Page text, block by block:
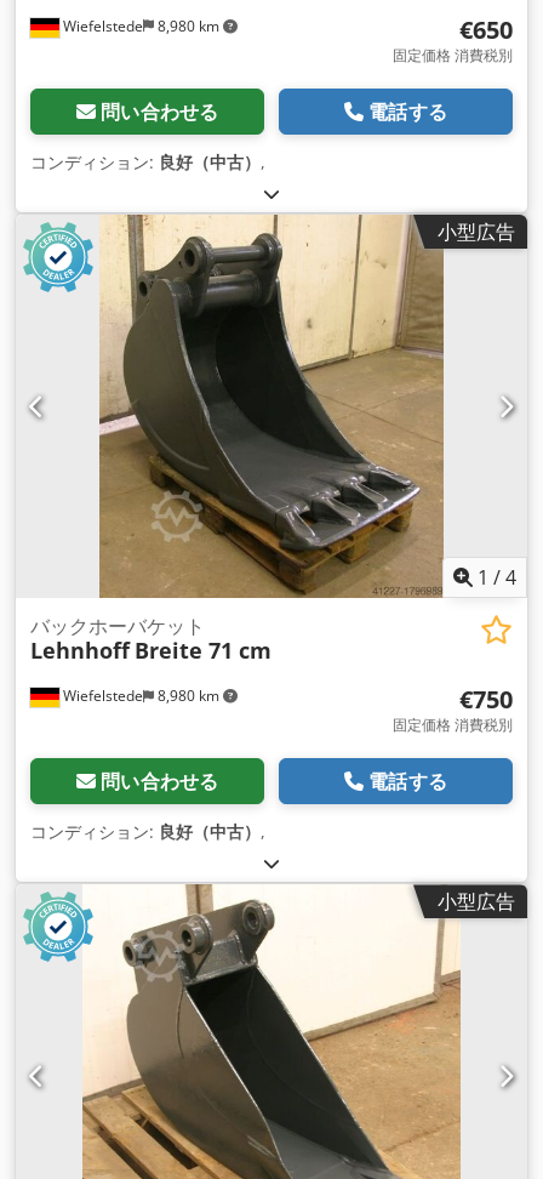
Wiefelstede 8,980 km €650
固定価格 消費税別
問い合わせる 電話する
コンディション: 良好（中古） ,
小型広告
1 /4
Wiefelstede 8,980 km
バックホーバケット
Lehnhoff Breite 71 cm
€750
固定価格 消費税別
問い合わせる 電話する
コンディション: 良好（中古） ,
小型広告